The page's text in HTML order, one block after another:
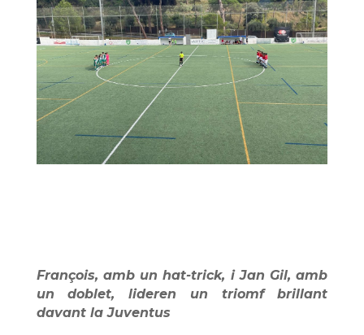
François, amb un hat-trick, i Jan Gil, amb
un doblet, lideren un triomf brillant
davant la Juventus